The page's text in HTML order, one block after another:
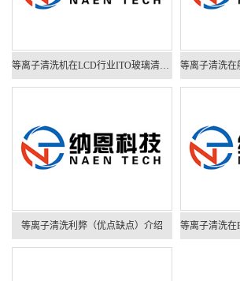
等离子清洗机在LCD行业ITO玻璃清洗中的应用
等离子清洗利弊（优点缺点）介绍